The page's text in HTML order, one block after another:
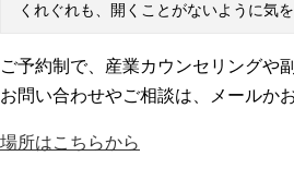
くれぐれも、開くことがないように気
ご予約制で、産業カウンセリングや
お問い合わせやご相談は、メールか
場所はこちらから